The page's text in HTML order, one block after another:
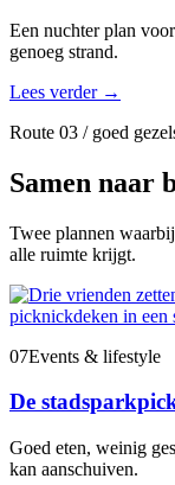
Een nuchter plan
genoeg strand.
Lees verder →
Route 03 / goed
Samen naar
Twee plannen
alle ruimte krijgt.
07Events & lifestyle
De
Goed eten, weinig
kan aanschuiven.